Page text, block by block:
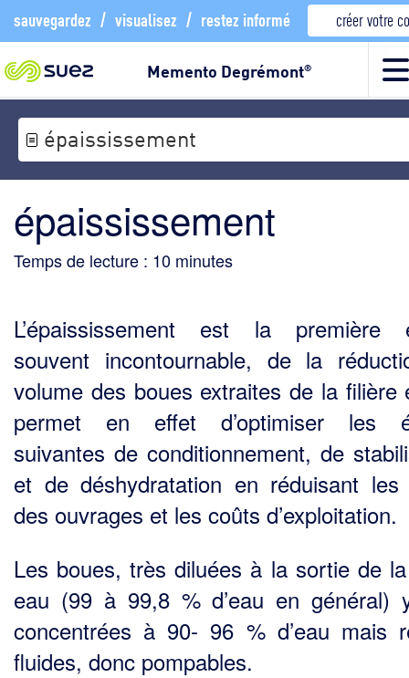
sauvegardez / visualisez / restez informé créer votre
Memento Degrémont®
épaississement
épaississement
Temps de lecture : 10 minutes
L’épaississement est la première
souvent incontournable, de la
volume des boues extraites de la filière
permet en effet d’optimiser les
suivantes de conditionnement, de
et de déshydratation en réduisant les
des ouvrages et les coûts d’exploitation.
Les boues, très diluées à la sortie de
eau (99 à 99,8 % d’eau en général)
concentrées à 90- 96 % d’eau mais
fluides, donc pompables.